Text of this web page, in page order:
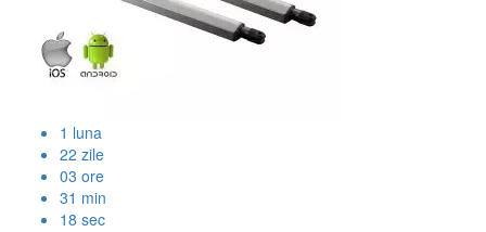
1 luna
22 zile
03 ore
31 min
17 sec